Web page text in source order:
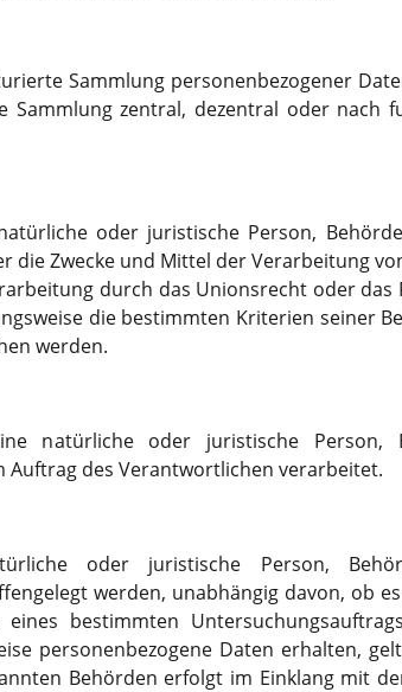
Sammlung personenbezogener
Sammlung zentral, dezentral oder nach
oder juristische Person,
die Zwecke und Mittel der Verarbeitung
durch das Unionsrecht oder
die bestimmten Kriterien seiner
werden.
natürliche oder juristische
Auftrag des Verantwortlichen verarbeitet.
oder juristische Person,
werden, unabhängig davon, ob
bestimmten
personenbezogene Daten erhalten,
Behörden erfolgt im Einklang mit